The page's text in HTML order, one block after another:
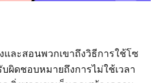
และสอนพวกเขาถึงวิธีการใช้โซ
ผิดชอบหมายถึงการไม่ใช้เวลา